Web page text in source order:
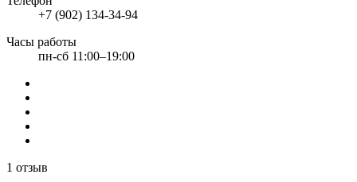
+7 (902) 134-34-94
Часы работы
пн-сб 11:00–19:00
1 отзыв